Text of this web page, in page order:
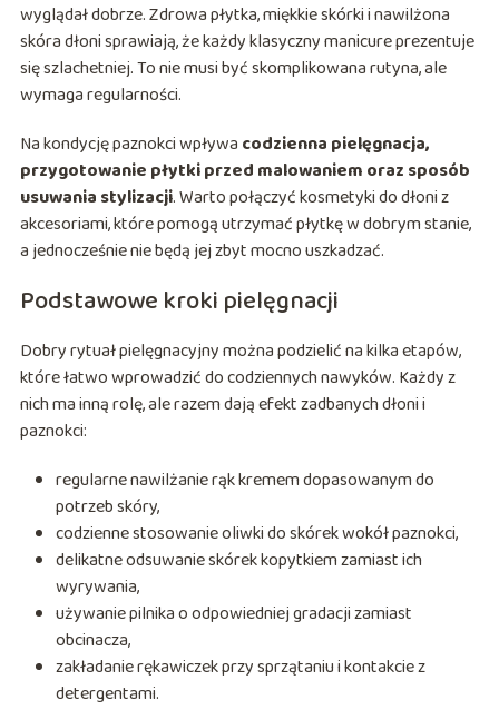
wyglądał dobrze. Zdrowa płytka, miękkie skórki i nawilżona
skóra dłoni sprawiają, że każdy klasyczny manicure prezentuje
się szlachetniej. To nie musi być skomplikowana rutyna, ale
wymaga regularności.
Na kondycję paznokci wpływa codzienna pielęgnacja,
przygotowanie płytki przed malowaniem oraz sposób
usuwania stylizacji. Warto połączyć kosmetyki do dłoni z
akcesoriami, które pomogą utrzymać płytkę w dobrym stanie,
a jednocześnie nie będą jej zbyt mocno uszkadzać.
Podstawowe kroki pielęgnacji
Dobry rytuał pielęgnacyjny można podzielić na kilka etapów,
które łatwo wprowadzić do codziennych nawyków. Każdy z
nich ma inną rolę, ale razem dają efekt zadbanych dłoni i
paznokci:
regularne nawilżanie rąk kremem dopasowanym do
potrzeb skóry,
codzienne stosowanie oliwki do skórek wokół paznokci,
delikatne odsuwanie skórek kopytkiem zamiast ich
wyrywania,
używanie pilnika o odpowiedniej gradacji zamiast
obcinacza,
zakładanie rękawiczek przy sprzątaniu i kontakcie z
detergentami.